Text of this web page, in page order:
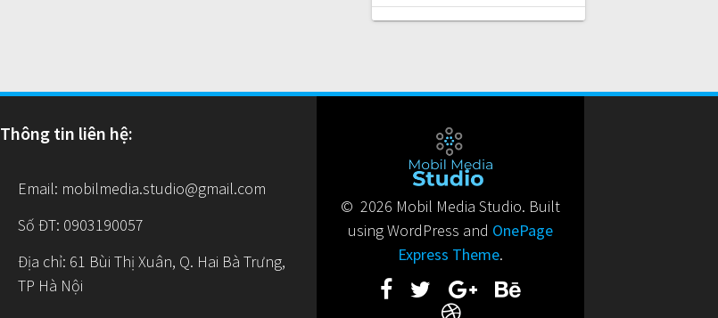
Thông tin liên hệ:
Email: mobilmedia.studio@gmail.com
Số ĐT: 0903190057
Địa chỉ: 61 Bùi Thị Xuân, Q. Hai Bà Trưng,
TP Hà Nội
© 2026 Mobil Media Studio. Built
using WordPress and OnePage
Express Theme.